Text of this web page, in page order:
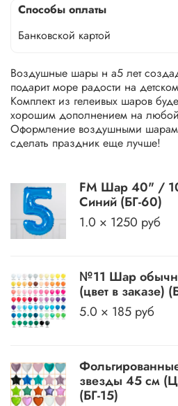
Способы оплаты
Банковской картой
FM Шар 40" /
Синий (БГ-60)
1.0 × 1250 руб
№11 Шар
(цвет в заказе)
5.0 × 185 руб
звезды 45 см
(БГ-15)
Воздушные шары н а5 лет
подарит море радости на
Комплект из гелеивых шаров
хорошим дополнением на
Оформление воздушными
сделать праздник еще лучше!